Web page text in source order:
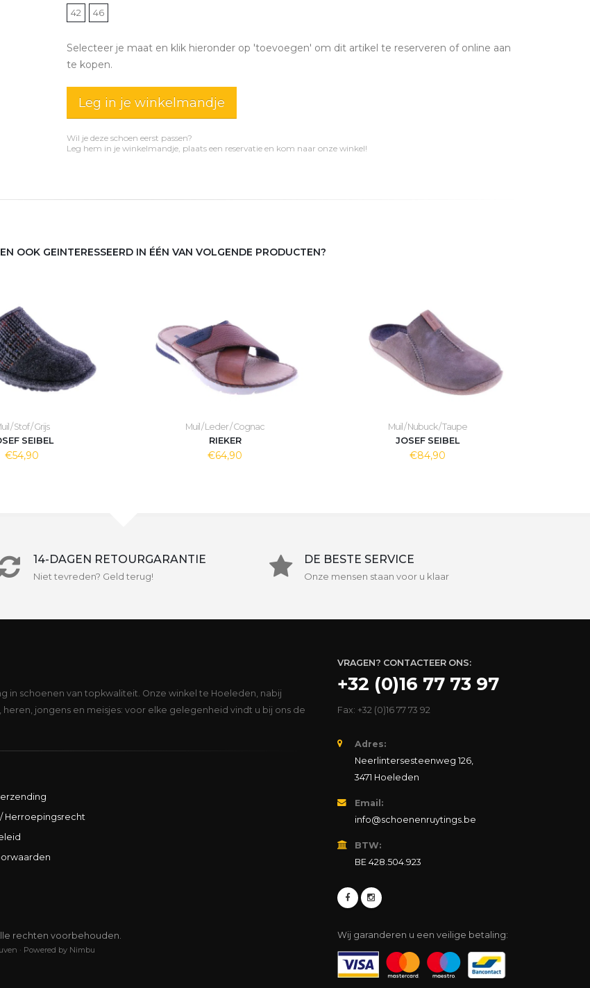
42 46
Selecteer je maat en klik hieronder op 'toevoegen' om dit artikel te reserveren of online aan
te kopen.
Leg in je winkelmandje
Wil je deze schoen eerst passen?
Leg hem in je winkelmandje, plaats een reservatie en kom naar onze winkel!
OOK GEINTERESSEERD IN ÉÉN VAN VOLGENDE PRODUCTEN?
/ Stof / Grijs
SEIBEL
€54,90
Muil / Leder / Cognac
RIEKER
€64,90
Muil / Nubuck / Taupe
JOSEF SEIBEL
€84,90
14-DAGEN RETOURGARANTIE
Niet tevreden? Geld terug!
DE BESTE SERVICE
Onze mensen staan voor u klaar
in schoenen van topkwaliteit. Onze winkel te Hoeleden, nabij
jongens en meisjes: voor elke gelegenheid vindt u bij ons de
Herroepingsrecht
VRAGEN? CONTACTEER ONS:
+32 (0)16 77 73 97
Fax: +32 (0)16 77 73 92
Adres:
Neerlintersesteenweg 126,
3471 Hoeleden
Email:
info@schoenenruytings.be
BTW:
BE 428.504.923
rechten voorbehouden.
· Powered by Nimbu
Wij garanderen u een veilige betaling: